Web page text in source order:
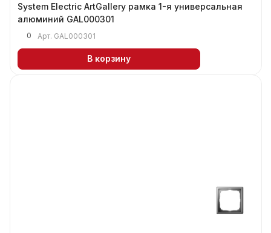
System Electric ArtGallery рамка 1-я универсальная
алюминий GAL000301
0 Арт. GAL000301
В корзину